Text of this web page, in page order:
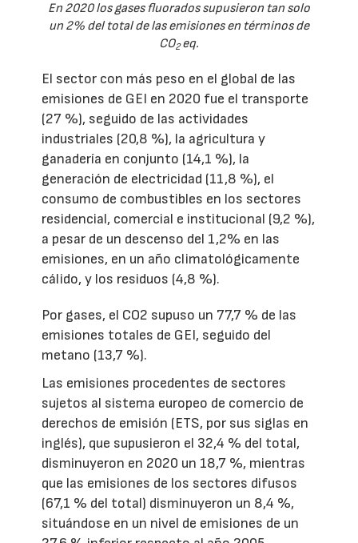
En 2020 los gases fluorados supusieron tan solo
un 2% del total de las emisiones en términos de
CO2eq.
El sector con más peso en el global de las
emisiones de GEI en 2020 fue el transporte
(27 %), seguido de las actividades
industriales (20,8 %), la agricultura y
ganadería en conjunto (14,1 %), la
generación de electricidad (11,8 %), el
consumo de combustibles en los sectores
residencial, comercial e institucional (9,2 %),
a pesar de un descenso del 1,2% en las
emisiones, en un año climatológicamente
cálido, y los residuos (4,8 %).
Por gases, el CO2 supuso un 77,7 % de las
emisiones totales de GEI, seguido del
metano (13,7 %).
Las emisiones procedentes de sectores
sujetos al sistema europeo de comercio de
derechos de emisión (ETS, por sus siglas en
inglés), que supusieron el 32,4 % del total,
disminuyeron en 2020 un 18,7 %, mientras
que las emisiones de los sectores difusos
(67,1 % del total) disminuyeron un 8,4 %,
situándose en un nivel de emisiones de un